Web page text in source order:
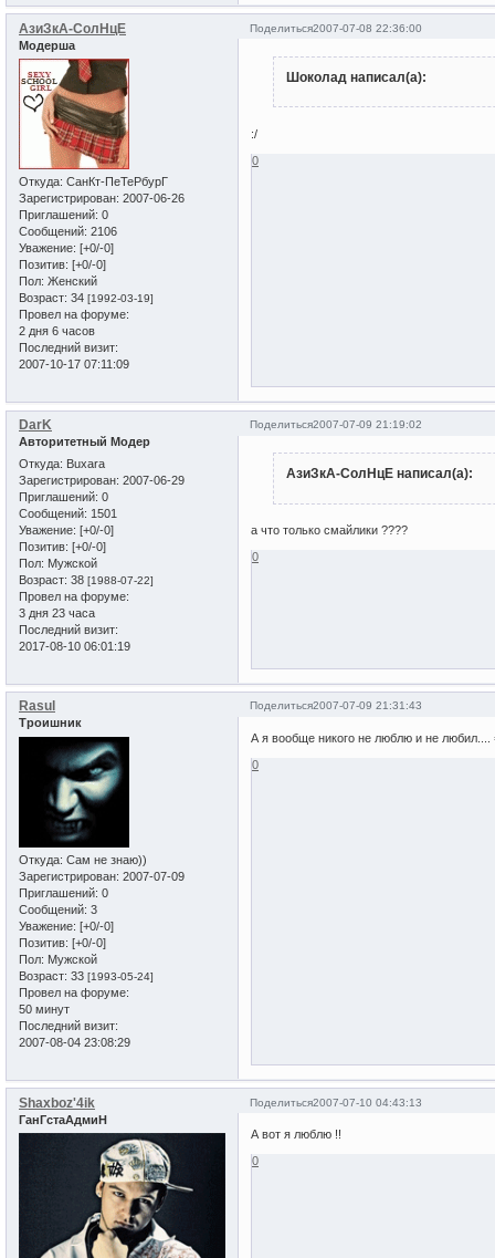
Поделиться2007-07-08 22:36:00
АзиЗкА-СолНцЕ
Модерша
Откуда: СанКт-ПеТеРбурГ
Зарегистрирован: 2007-06-26
Приглашений: 0
Сообщений: 2106
Уважение: [+0/-0]
Позитив: [+0/-0]
Пол: Женский
Возраст: 34 [1992-03-19]
Провел на форуме:
2 дня 6 часов
Последний визит:
2007-10-17 07:11:09
Шоколад написал(а):
:/
0
Поделиться2007-07-09 21:19:02
DarK
Авторитетный Модер
Откуда: Buxara
Зарегистрирован: 2007-06-29
Приглашений: 0
Сообщений: 1501
Уважение: [+0/-0]
Позитив: [+0/-0]
Пол: Мужской
Возраст: 38 [1988-07-22]
Провел на форуме:
3 дня 23 часа
Последний визит:
2017-08-10 06:01:19
АзиЗкА-СолНцЕ написал(а):
а что только смайлики ????
0
Поделиться2007-07-09 21:31:43
Rasul
Троишник
Откуда: Сам не знаю))
Зарегистрирован: 2007-07-09
Приглашений: 0
Сообщений: 3
Уважение: [+0/-0]
Позитив: [+0/-0]
Пол: Мужской
Возраст: 33 [1993-05-24]
Провел на форуме:
50 минут
Последний визит:
2007-08-04 23:08:29
А я вообще никого не люблю и не
0
Поделиться2007-07-10 04:43:13
Shaxboz'4ik
ГанГстаАдмиН
А вот я люблю !!
0